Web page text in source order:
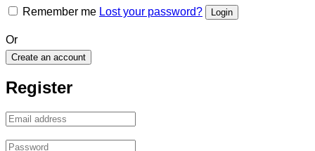
Remember me Lost your password?
Or
Create an account
Register